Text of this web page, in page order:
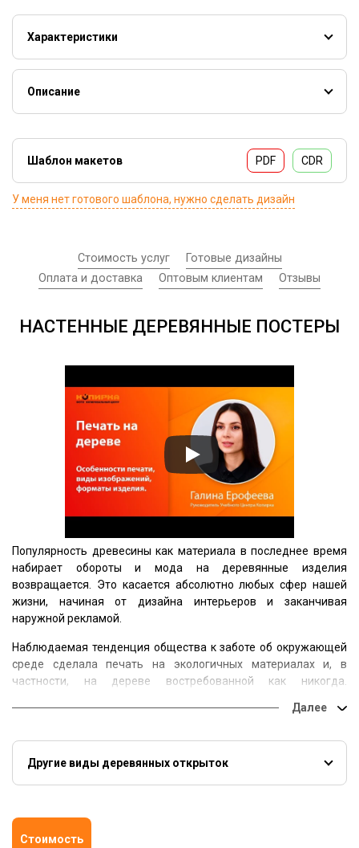
Характеристики
Печать на дереве 'постеры'
Размеры
Толщина
15 мм
Способ нанесения
УФ-печать
Описание
интерьера, увеличивающий свою популярность год от
года. Прекрасно подойдет как подарок. А возможность
нанесения любых изображений делает реальным
воплощения ваших самых смелый идей дизайн.
Дерзайте!
Шаблон макетов PDF CDR
У меня нет готового шаблона, нужно сделать дизайн
Стоимость услуг
Готовые дизайны
Оплата и доставка
Оптовым клиентам Отзывы
НАСТЕННЫЕ ДЕРЕВЯННЫЕ ПОСТЕРЫ
Популярность древесины как материала в последнее время
набирает обороты и мода на деревянные изделия
возвращается. Это касается абсолютно любых сфер нашей
жизни, начиная от дизайна интерьеров и заканчивая
наружной рекламой.
Наблюдаемая тенденция общества к заботе об окружающей
среде сделала печать на экологичных материалах и, в
частности, на дереве востребованной как никогда.
абсолютно безопасны и не имеют запаха, а в сочетании с
изделие.
Другие виды деревянных открыток
Стоимость